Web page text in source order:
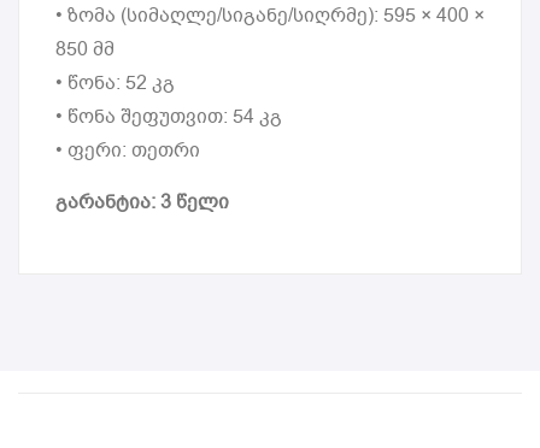
• ზომა (სიმაღლე/სიგანე/სიღრმე): 595 × 400 ×
850 მმ
• წონა: 52 კგ
• წონა შეფუთვით: 54 კგ
• ფერი: თეთრი
გარანტია: 3 წელი